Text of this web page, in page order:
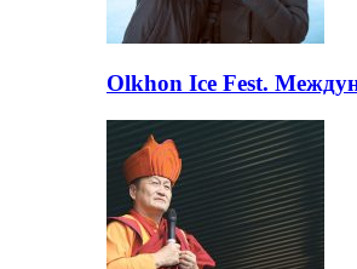
Olkhon Ice Fest.